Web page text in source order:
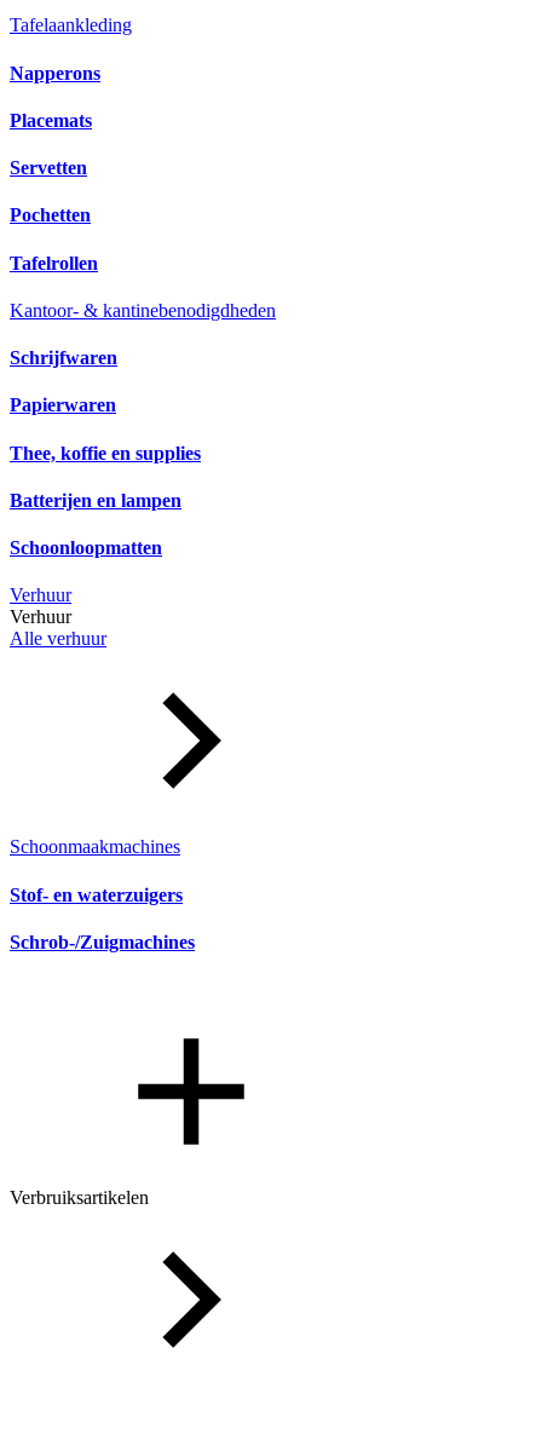
Tafelaankleding
Napperons
Placemats
Servetten
Pochetten
Tafelrollen
Kantoor- & kantinebenodigdheden
Schrijfwaren
Papierwaren
Thee, koffie en supplies
Batterijen en lampen
Schoonloopmatten
Verhuur
Verhuur
Alle verhuur
Schoonmaakmachines
Stof- en waterzuigers
Schrob-/Zuigmachines
Verbruiksartikelen